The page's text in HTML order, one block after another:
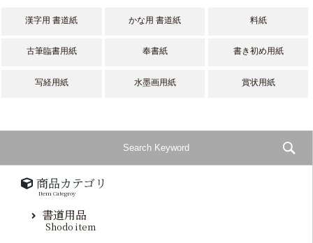
漢字用 書道紙 かな用 書道紙 料紙
古筆臨書用紙 奉書紙 書き初め用紙
写経用紙 水墨画用紙 賞状用紙
商品カテゴリ
Item Categroy
書道用品
Shodo item